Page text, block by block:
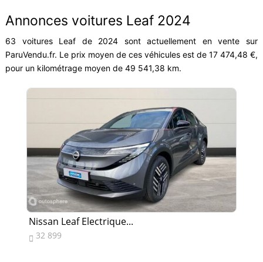
Annonces voitures Leaf 2024
63 voitures Leaf de 2024 sont actuellement en vente sur
ParuVendu.fr. Le prix moyen de ces véhicules est de 17 474,48 €,
pour un kilométrage moyen de 49 541,38 km.
Nissan Leaf Electrique...
 32 899